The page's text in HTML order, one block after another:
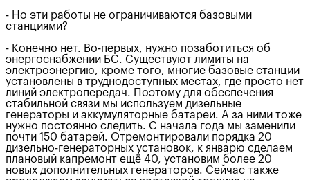
- Но эти работы не ограничиваются базовыми
станциями?
- Конечно нет. Во-первых, нужно позаботиться об
энергоснабжении БС. Существуют лимиты на
электроэнергию, кроме того, многие базовые станции
установлены в труднодоступных местах, где просто нет
линий электропередач. Поэтому для обеспечения
стабильной связи мы используем дизельные
генераторы и аккумуляторные батареи. А за ними тоже
нужно постоянно следить. С начала года мы заменили
почти 150 батарей. Отремонтировали порядка 20
дизельно-генераторных установок, к январю сделаем
плановый капремонт ещё 40, установим более 20
новых дополнительных генераторов. Сейчас также